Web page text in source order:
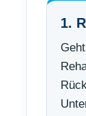
1.